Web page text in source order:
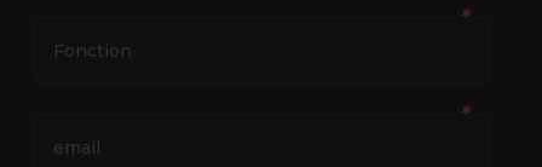
Fonction
✱
email
✱